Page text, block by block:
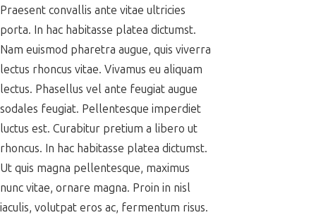
Praesent convallis ante vitae ultricies
porta. In hac habitasse platea dictumst.
Nam euismod pharetra augue, quis viverra
lectus rhoncus vitae. Vivamus eu aliquam
lectus. Phasellus vel ante feugiat augue
sodales feugiat. Pellentesque imperdiet
luctus est. Curabitur pretium a libero ut
rhoncus. In hac habitasse platea dictumst.
Ut quis magna pellentesque, maximus
nunc vitae, ornare magna. Proin in nisl
iaculis, volutpat eros ac, fermentum risus.